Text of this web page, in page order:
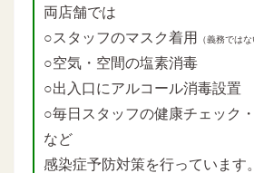
両店舗では
○スタッフのマスク着用
（義務ではな
○空気・空間の塩素消毒
○出入口にアルコール消毒設置
○毎日スタッフの健康チェック
など
感染症予防対策を行っています。